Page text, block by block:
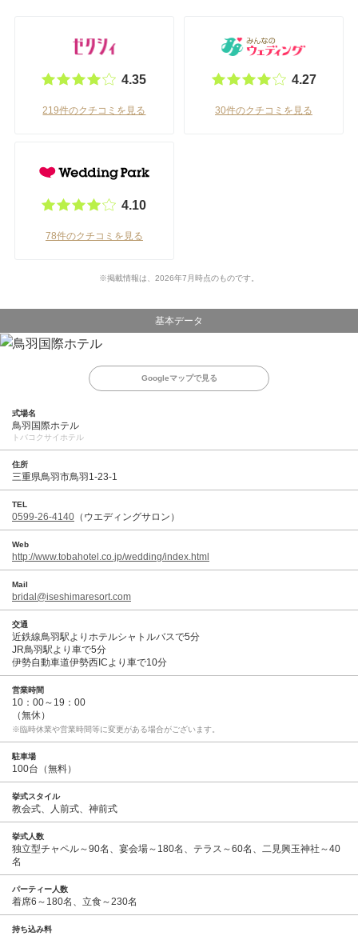
4.35
219件のクチコミを見る
4.27
30件のクチコミを見る
4.10
78件のクチコミを見る
※掲載情報は、2026年7月時点のものです。
基本データ
Googleマップで見る
式場名
鳥羽国際ホテル
トバコクサイホテル
住所
三重県鳥羽市鳥羽1-23-1
TEL
0599-26-4140 （ウエディングサロン）
Web
http://www.tobahotel.co.jp/wedding/index.html
Mail
bridal@iseshimaresort.com
交通
近鉄線鳥羽駅よりホテルシャトルバスで5分
JR鳥羽駅より車で5分
伊勢自動車道伊勢西ICより車で10分
営業時間
10：00～19：00
（無休）
※臨時休業や営業時間等に変更がある場合がございます。
駐車場
100台（無料）
挙式スタイル
教会式、人前式、神前式
挙式人数
独立型チャペル～90名、宴会場～180名、テラス～60名、二見興玉神社～40
名
パーティー人数
着席6～180名、立食～230名
持ち込み料